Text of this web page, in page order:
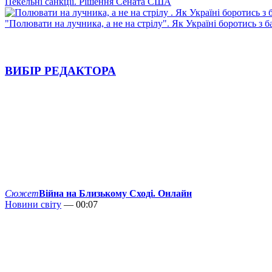
"Полювати на лучника, а не на стрілу". Як Україні боротись з
ВИБІР РЕДАКТОРА
СюжетВійна на Близькому Сході. Онлайн
Новини світу — 00:07